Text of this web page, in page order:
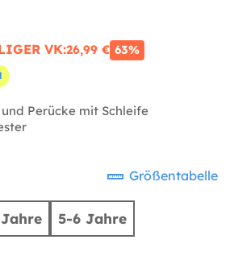
VK:26,99 € 63%
Perücke mit Schleife
Größentabelle
5-6 Jahre